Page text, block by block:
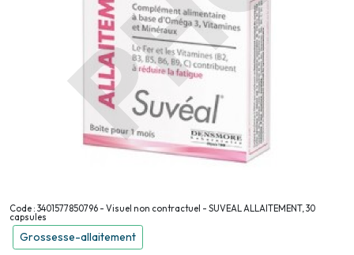
Code : 3401577850796 - Visuel non contractuel - SUVEAL ALLAITEMENT, 30
capsules
Grossesse-allaitement